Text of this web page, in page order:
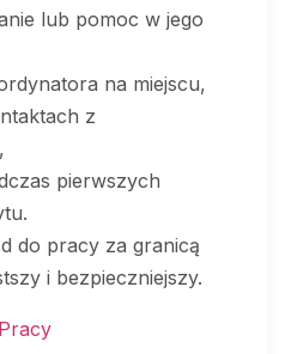
lub pomoc w jego
na miejscu,
z
pierwszych
do pracy za granicą
i bezpieczniejszy.